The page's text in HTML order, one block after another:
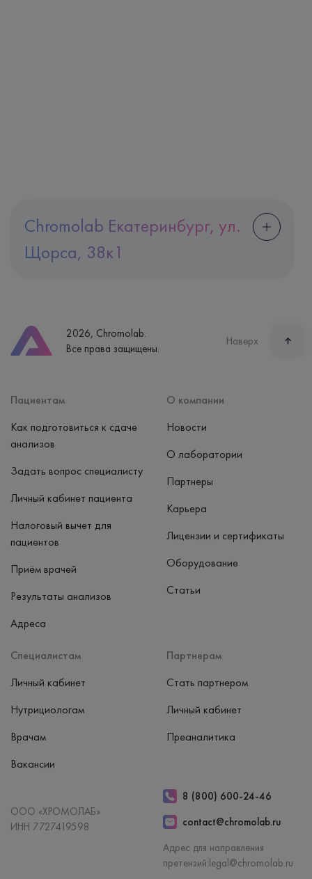
Chromolab Екатеринбург, ул.
Щорса, 38к1
Часы работы
пн-вс: 7:30-15:00
2026, Chromolab.
Все права защищены.
Наверх
Пациентам
Как подготовиться к сдаче
анализов
Задать вопрос специалисту
Личный кабинет пациента
Налоговый вычет для
пациентов
Приём врачей
Результаты анализов
Адреса
Специалистам
Личный кабинет
Нутрициологам
Врачам
Вакансии
Партнерам
Стать партнером
Личный кабинет
Преаналитика
О компании
Новости
О лаборатории
Партнеры
Карьера
Лицензии и сертификаты
Оборудование
Статьи
ООО «ХРОМОЛАБ»
ИНН 7727419598
8 (800) 600-24-46
contact@chromolab.ru
Адрес для направления
претензий:legal@chromolab.ru